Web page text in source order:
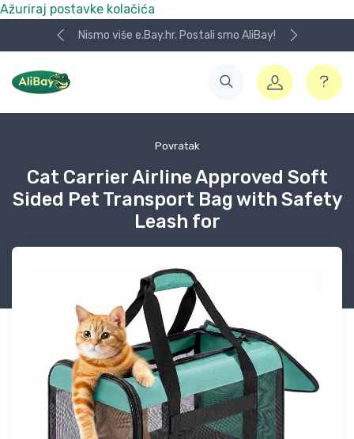
Ažuriraj postavke kolačića
Nismo više e.Bay.hr. Postali smo AliBay!
Povratak
Cat Carrier Airline Approved Soft
Sided Pet Transport Bag with Safety
Leash for